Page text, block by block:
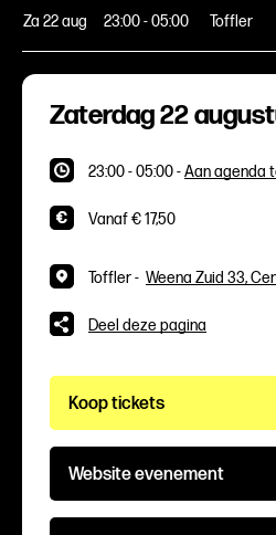
Za 22 aug 23:00 - 05:00 Toffler
Zaterdag 22
23:00 - 05:00-Aan agenda
Vanaf € 17,50
Toffler - Weena Zuid 33,
Deel deze pagina
Koop tickets
Website evenement